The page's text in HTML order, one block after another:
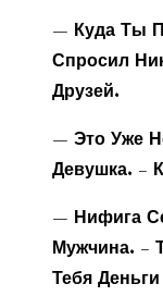
— Куда Ты
Спросил
Друзей.
— Это Уже
Девушка. –
— Нифига
Мужчина. –
Тебя